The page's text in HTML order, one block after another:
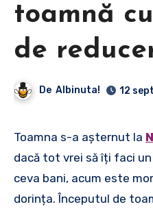
toamnă
de
De Albinuta! 12
Toamna s-a așternut la
dacă tot vrei să îți faci
ceva bani, acum este
dorința. Începutul de